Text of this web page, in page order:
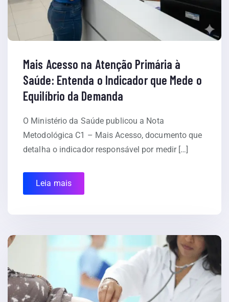
Mais Acesso na Atenção Primária à
Saúde: Entenda o Indicador que Mede o
Equilíbrio da Demanda
O Ministério da Saúde publicou a Nota
Metodológica C1 – Mais Acesso, documento que
detalha o indicador responsável por medir […]
Leia mais